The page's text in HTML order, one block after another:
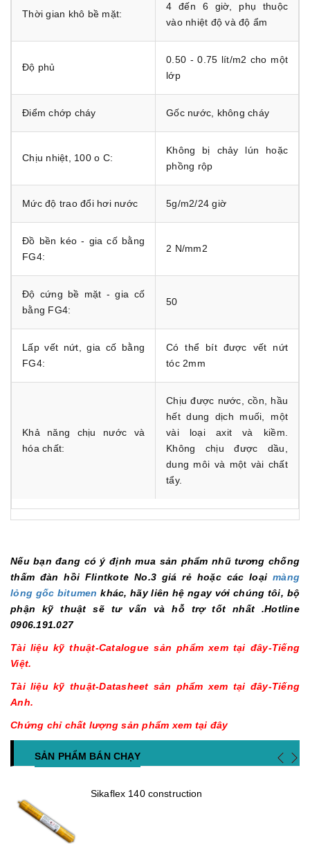
Thời gian khô bề mặt:
4 đến 6 giờ, phụ thuộc
vào nhiệt độ và độ ẩm
Độ phủ
0.50 - 0.75 lít/m2 cho một
lớp
Điểm chớp cháy Gốc nước, không cháy
Chịu nhiệt, 100 o C:
Không bị chảy lún hoặc
phồng rộp
Mức độ trao đổi hơi nước 5g/m2/24 giờ
Đồ bền kéo - gia cố bằng
FG4:
2 N/mm2
Độ cứng bề mặt - gia cố
bằng FG4:
50
Lấp vết nứt, gia cố bằng
FG4:
Có thể bít được vết nứt
tóc 2mm
Khả năng chịu nước và
hóa chất:
Chịu được nước, cồn, hầu
hết dung dịch muối, một
vài loại axit và kiềm.
Không chịu được dầu,
dung môi và một vài chất
tẩy.
Nếu bạn đang có ý định mua sản phẩm nhũ tương chống
thấm đàn hồi Flintkote No.3 giá rẻ hoặc các loại màng
lỏng gốc bitumen khác, hãy liên hệ ngay với chúng tôi, bộ
phận kỹ thuật sẽ tư vấn và hỗ trợ tốt nhất .Hotline
0906.191.027
Tài liệu kỹ thuật-Catalogue sản phẩm xem tại đây-Tiếng
Việt.
Tài liệu kỹ thuật-Datasheet sản phẩm xem tại đây-Tiếng
Anh.
Chứng chỉ chất lượng sản phẩm xem tại đây
SẢN PHẨM BÁN CHẠY
Sikaflex 140 construction